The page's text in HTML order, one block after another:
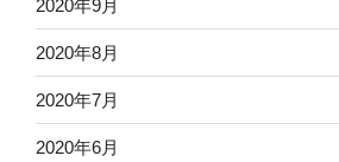
2020年9月
2020年8月
2020年7月
2020年6月